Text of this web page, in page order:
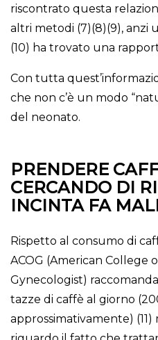
riscontrato questa
altri metodi (7)(8)(9), anzi
(10) ha trovato una
Con tutta
che non c’è un modo
del neonato.
PRENDERE
CERCANDO DI
INCINTA FA
Rispetto al consumo di
ACOG (American College
Gynecologist)
tazze di caffè al giorno
approssimativamente)